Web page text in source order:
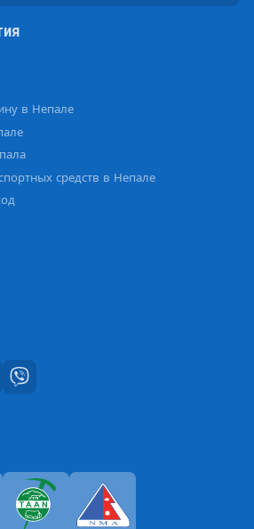
в Непале
средств в Непале